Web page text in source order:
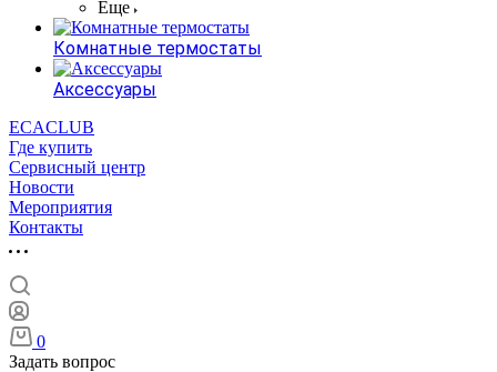
Еще
Комнатные термостаты
Аксессуары
ECACLUB
Где купить
Сервисный центр
Новости
Мероприятия
Контакты
0
Задать вопрос